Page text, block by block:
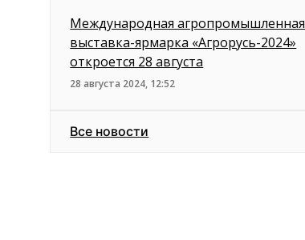
Международная агропромышленная
выставка-ярмарка «Агрорусь-2024»
откроется 28 августа
28 августа 2024, 12:52
Все новости